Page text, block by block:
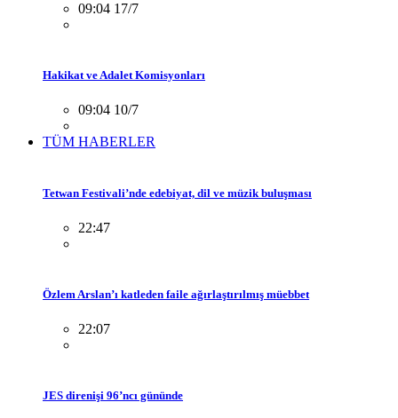
09:04 17/7
Hakikat ve Adalet Komisyonları
09:04 10/7
TÜM HABERLER
Tetwan Festivali’nde edebiyat, dil ve müzik buluşması
22:47
Özlem Arslan’ı katleden faile ağırlaştırılmış müebbet
22:07
JES direnişi 96’ncı gününde